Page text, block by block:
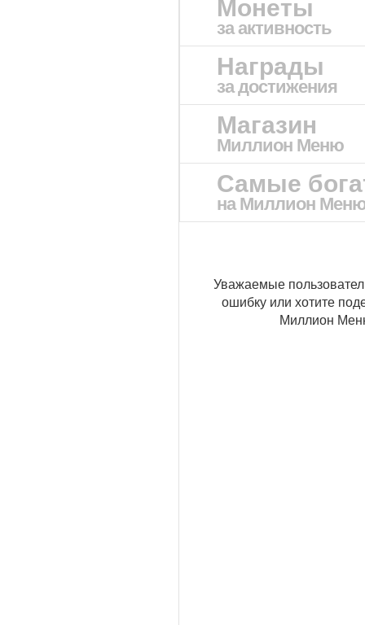
Монеты
за активность
Награды
за достижения
Магазин
Миллион Меню
Самые
на Миллион
Уважаемые
ошибку или хотите
Миллион